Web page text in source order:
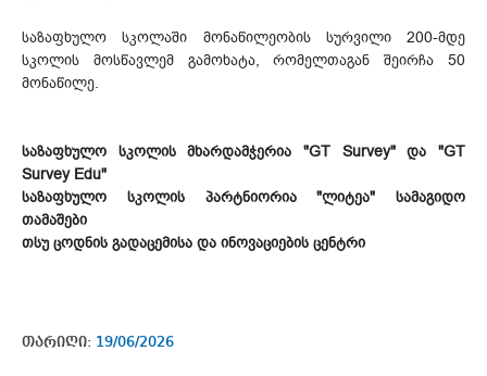
საზაფხულო სკოლაში მონაწილეობის სურვილი 200-მდე
სკოლის მოსწავლემ გამოხატა, რომელთაგან შეირჩა 50
მონაწილე.
საზაფხულო სკოლის მხარდამჭერია "GT Survey" და "GT
Survey Edu"
საზაფხულო სკოლის პარტნიორია "ლიტეა" სამაგიდო
თამაშები
თსუ ცოდნის გადაცემისა და ინოვაციების ცენტრი
თარიღი: 19/06/2026